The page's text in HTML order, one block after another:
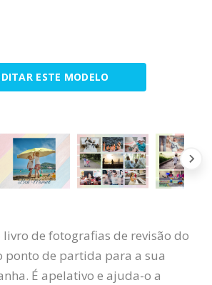
ESTE MODELO
livro de fotografias de revisão do
ponto de partida para a sua
É apelativo e ajuda-o a